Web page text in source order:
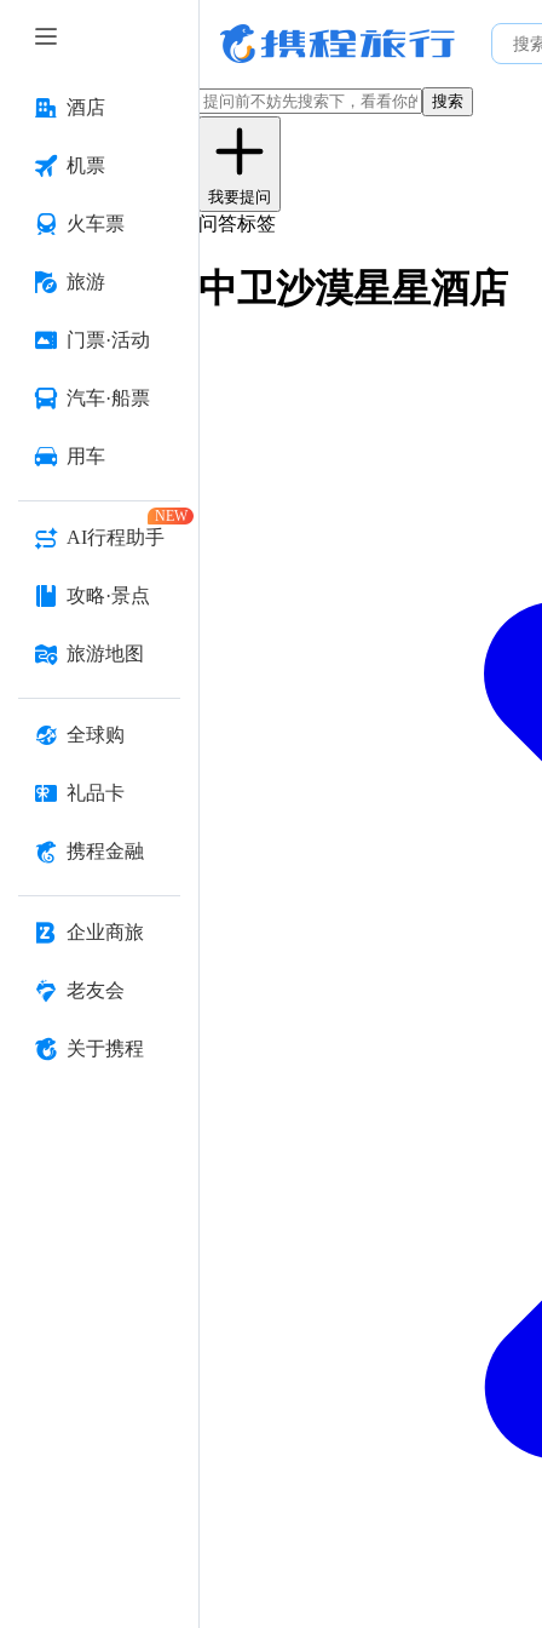
酒店
机票
火车票
旅游
门票·活动
汽车·船票
用车
AI行程助手
NEW
攻略·景点
旅游地图
全球购
礼品卡
携程金融
企业商旅
老友会
关于携程
搜索
我要提问
问答标签
中卫沙漠星星酒店